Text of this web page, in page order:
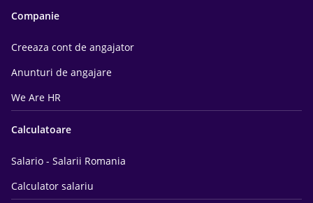
Companie
Creeaza cont de angajator
Anunturi de angajare
We Are HR
Calculatoare
Salario - Salarii Romania
Calculator salariu